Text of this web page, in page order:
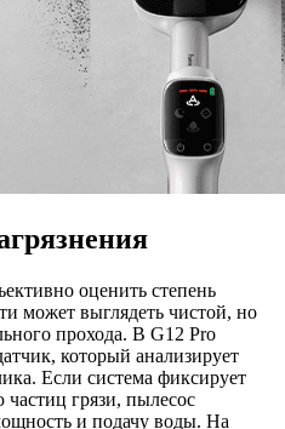
оценить степень
может выглядеть чистой, но
прохода. В G12 Pro
который анализирует
Если система фиксирует
грязи, пылесос
и подачу воды. На